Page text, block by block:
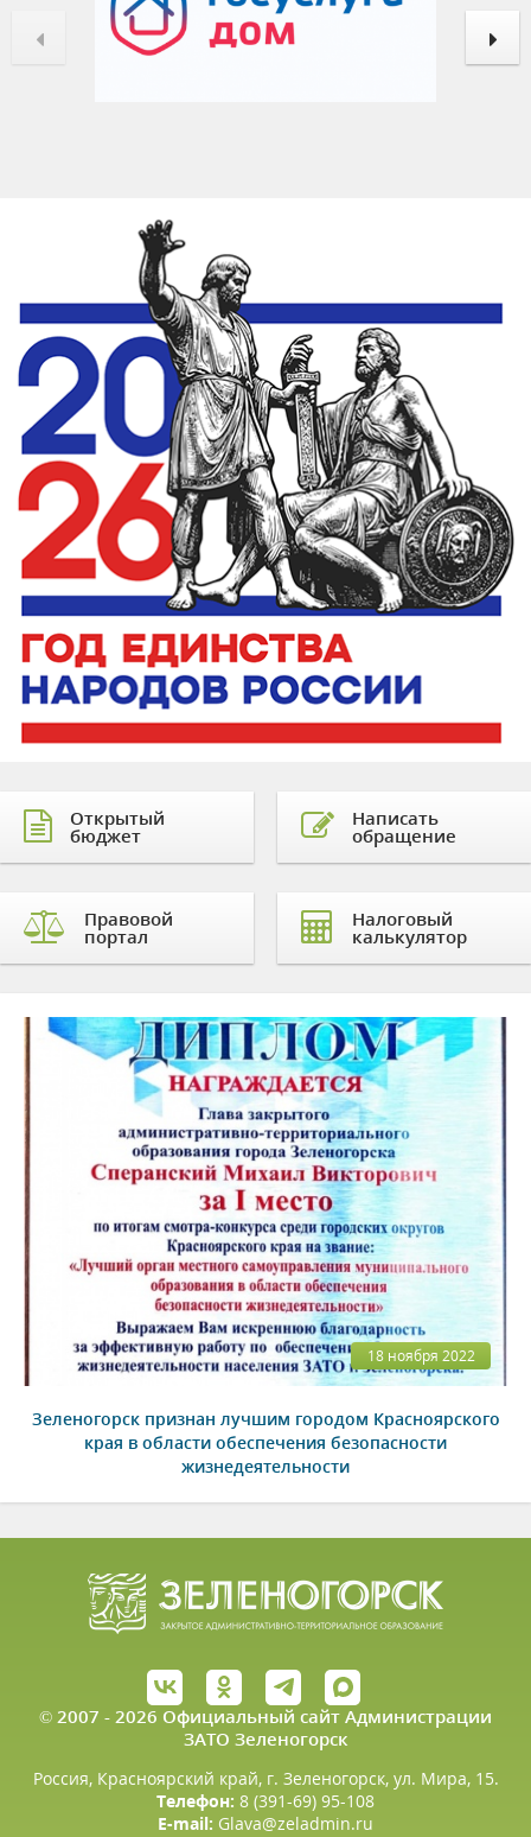
Открытый
бюджет
Правовой
портал
Написать
обращение
Налоговый
калькулятор
18 ноября 2022
Зеленогорск признан лучшим городом Красноярского
края в области обеспечения безопасности
жизнедеятельности
© 2007 - 2026 Официальный сайт Администрации
ЗАТО Зеленогорск
Россия, Красноярский край, г. Зеленогорск, ул. Мира, 15.
Телефон: 8 (391-69) 95-108
E-mail: Glava@zeladmin.ru